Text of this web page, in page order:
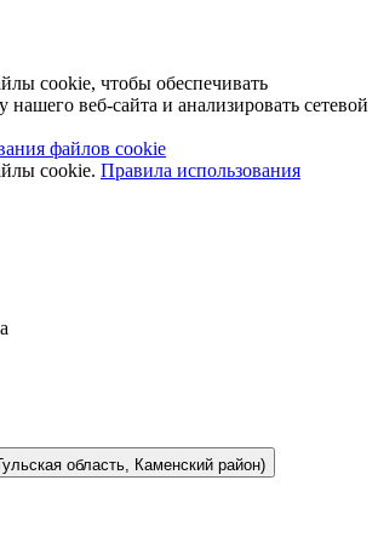
cookie, чтобы обеспечивать
нашего веб-сайта и анализировать сетевой
файлов cookie
cookie. Правила использования
область, Каменский район)